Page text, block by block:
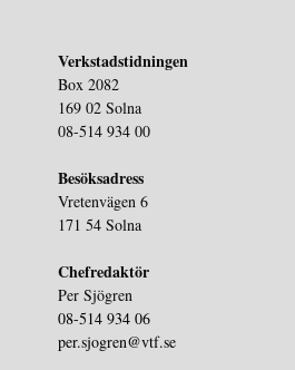
Verkstadstidningen
Box 2082
169 02 Solna
08-514 934 00
Besöksadress
Vretenvägen 6
171 54 Solna
Chefredaktör
Per Sjögren
08-514 934 06
per.sjogren@vtf.se